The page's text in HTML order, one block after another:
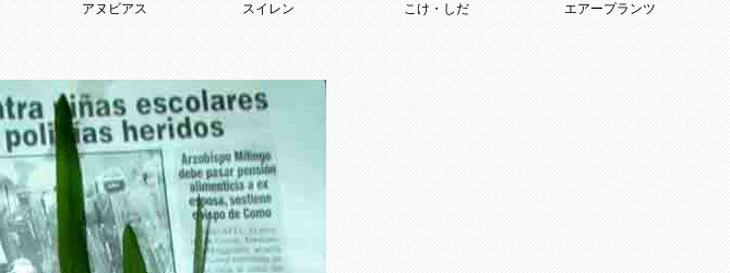
アヌビアス スイレン こけ・しだ エアープランツ